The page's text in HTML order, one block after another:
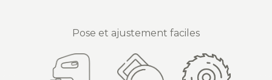
Pose et ajustement faciles